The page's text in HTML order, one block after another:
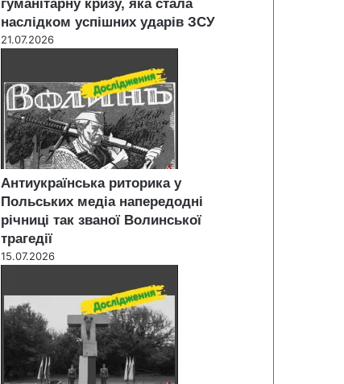
гуманітарну кризу, яка стала
наслідком успішних ударів ЗСУ
21.07.2026
Антиукраїнська риторика у
Польських медіа напередодні
річниці так званої Волинської
трагедії
15.07.2026